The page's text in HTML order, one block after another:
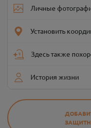
Личные
Установить
Здесь также
История жизни